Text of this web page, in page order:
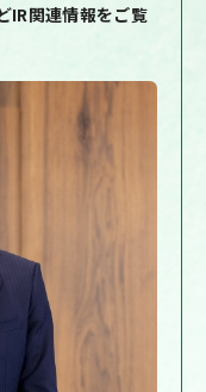
IR関連情報をご覧